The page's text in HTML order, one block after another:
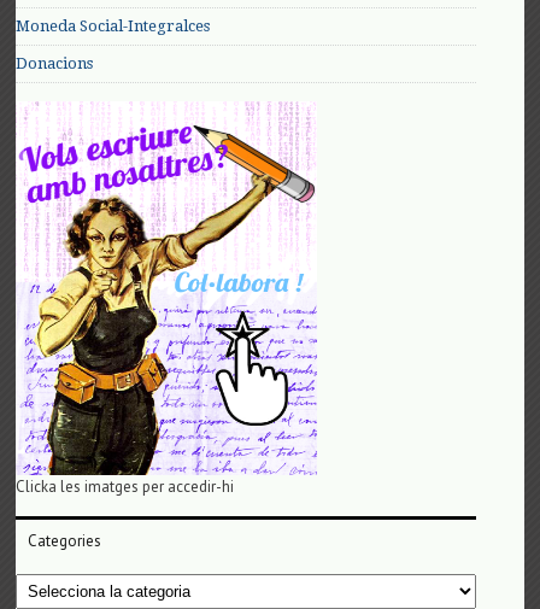
Moneda Social-Integralces
Donacions
Clicka les imatges per accedir-hi
Categories
Categories